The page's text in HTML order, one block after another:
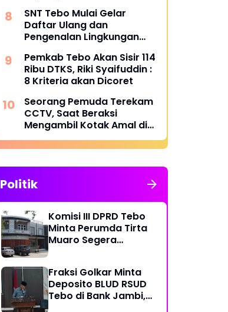
Jawab
SNT Tebo Mulai Gelar
Daftar Ulang dan
Pengenalan Lingkungan
Siswa Hadir Bersama
Orang Tua
Pemkab Tebo Akan Sisir 114
Ribu DTKS, Riki Syaifuddin :
8 Kriteria akan Dicoret
Seorang Pemuda Terekam
CCTV, Saat Beraksi
Mengambil Kotak Amal di
Masjid Al Hidayah
Politik
Komisi III DPRD Tebo
Minta Perumda Tirta
Muaro Segera
Jambi
Fraksi Golkar Minta
Deposito BLUD RSUD
Tebo di Bank Jambi,